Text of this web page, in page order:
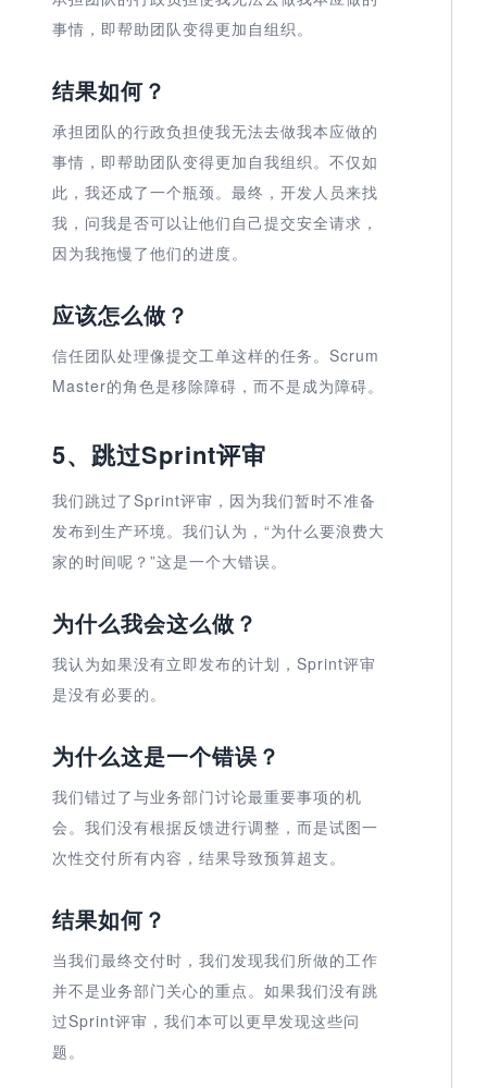
事情，即帮助团队变得更加自组织。
结果如何？
承担团队的行政负担使我无法去做我本应做的
事情，即帮助团队变得更加自我组织。不仅如
此，我还成了一个瓶颈。最终，开发人员来找
我，问我是否可以让他们自己提交安全请求，
因为我拖慢了他们的进度。
应该怎么做？
信任团队处理像提交工单这样的任务。Scrum
Master的角色是移除障碍，而不是成为障碍。
5、跳过Sprint评审
我们跳过了Sprint评审，因为我们暂时不准备
发布到生产环境。我们认为，“为什么要浪费大
家的时间呢？”这是一个大错误。
为什么我会这么做？
我认为如果没有立即发布的计划，Sprint评审
是没有必要的。
为什么这是一个错误？
我们错过了与业务部门讨论最重要事项的机
会。我们没有根据反馈进行调整，而是试图一
次性交付所有内容，结果导致预算超支。
结果如何？
当我们最终交付时，我们发现我们所做的工作
并不是业务部门关心的重点。如果我们没有跳
过Sprint评审，我们本可以更早发现这些问
题。